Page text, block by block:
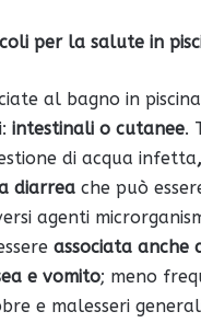
per la salute in
al bagno in
intestinali o cutanee.
di acqua infetta
diarrea che può
agenti
associata anche
e vomito; meno
e malesseri